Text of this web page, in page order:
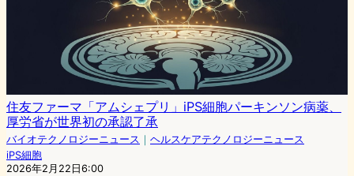
住友ファーマ「アムシェプリ」iPS細胞パーキンソン病薬、
厚労省が世界初の承認了承
バイオテクノロジーニュース ｜ ヘルスケアテクノロジーニュース
iPS細胞
2026年2月22日6:00